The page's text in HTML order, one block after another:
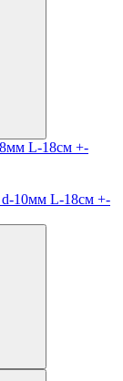
8мм L-18см +-